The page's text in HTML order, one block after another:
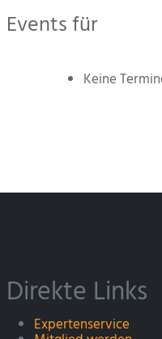
Events für
Keine
Direkte Links
Expertenservice